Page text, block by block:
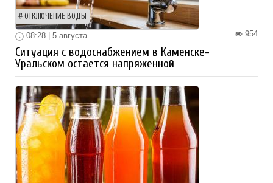
ОТКЛЮЧЕНИЕ ВОДЫ
954
08:28 | 5 августа
Ситуация с водоснабжением в Каменске-
Уральском остается напряженной